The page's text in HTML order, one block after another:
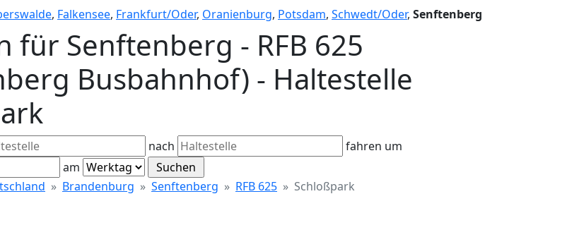
, Falkensee, Frankfurt/Oder, Oranienburg, Potsdam, Schwedt/Oder, Senftenberg
für Senftenberg - RFB 625
Busbahnhof) - Haltestelle
nach
fahren um
am
Brandenburg Senftenberg RFB 625 Schloßpark